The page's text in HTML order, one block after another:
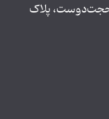
حجت‌دوست، پلاک